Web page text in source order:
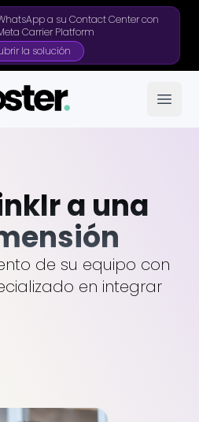
a su Contact Center con
Carrier Platform
la solución
a una
de su equipo con
en integrar